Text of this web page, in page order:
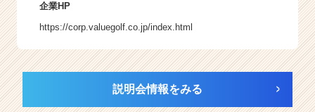
企業HP
https://corp.valuegolf.co.jp/index.html
説明会情報をみる